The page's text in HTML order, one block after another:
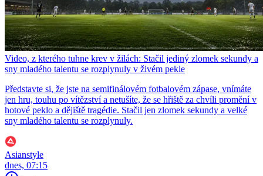
Video, z kterého tuhne krev v žilách: Stačil jediný zlomek sekundy a
sny mladého talentu se rozplynuly v živém pekle
Představte si, že jste na semifinálovém fotbalovém zápase, vnímáte
jen hru, touhu po vítězství a netušíte, že se hřiště za chvíli promění v
hotové peklo a dějiště tragédie. Stačil jen zlomek sekundy a velké
sny mladého talentu se rozplynuly.
Asianstyle
dnes, 07:15